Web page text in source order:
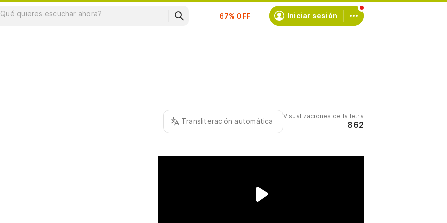
Suscríbete Iniciar sesión
Transliteración automática
Visualizaciones de la letra
862